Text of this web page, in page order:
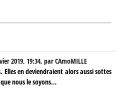
2019, 19:34,parCAmoMILLE
Elles en deviendraient alors aussi sottes
nous le soyons…